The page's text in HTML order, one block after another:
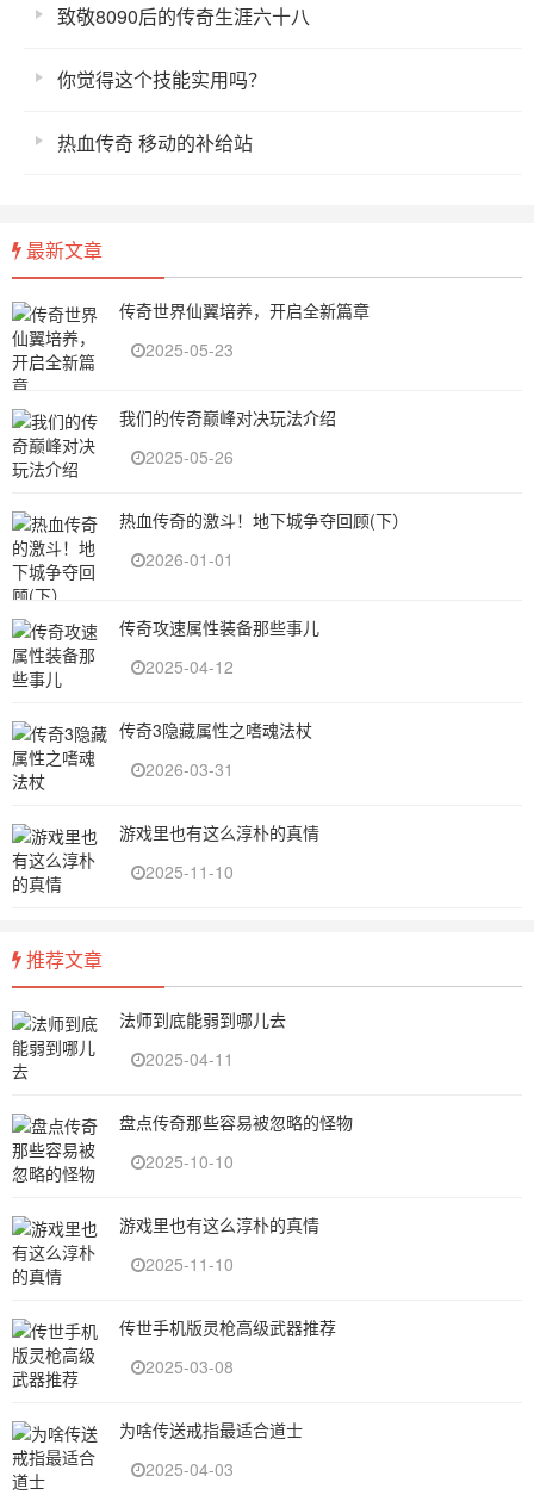
致敬8090后的传奇生涯六十八
你觉得这个技能实用吗？
热血传奇 移动的补给站
最新文章
传奇世界仙翼培养，开启全新篇章
2025-05-23
我们的传奇巅峰对决玩法介绍
2025-05-26
热血传奇的激斗！地下城争夺回顾(下）
2026-01-01
传奇攻速属性装备那些事儿
2025-04-12
传奇3隐藏属性之嗜魂法杖
2026-03-31
游戏里也有这么淳朴的真情
2025-11-10
推荐文章
法师到底能弱到哪儿去
2025-04-11
盘点传奇那些容易被忽略的怪物
2025-10-10
游戏里也有这么淳朴的真情
2025-11-10
传世手机版灵枪高级武器推荐
2025-03-08
为啥传送戒指最适合道士
2025-04-03